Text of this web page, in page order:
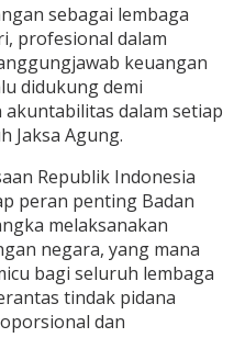
sebagai lembaga
profesional dalam
keuangan
didukung demi
dalam setiap
Jaksa Agung.
Republik Indonesia
peran penting Badan
melaksanakan
negara, yang mana
bagi seluruh lembaga
tindak pidana
dan